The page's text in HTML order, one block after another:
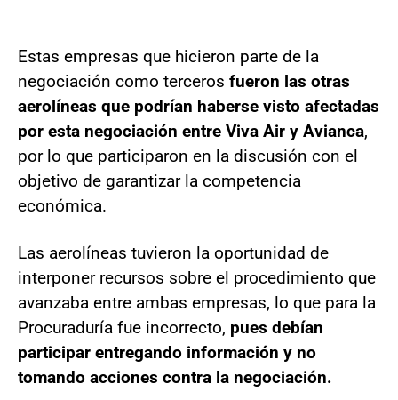
Estas empresas que hicieron parte de la
negociación como terceros fueron las otras
aerolíneas que podrían haberse visto afectadas
por esta negociación entre Viva Air y Avianca,
por lo que participaron en la discusión con el
objetivo de garantizar la competencia
económica.
Las aerolíneas tuvieron la oportunidad de
interponer recursos sobre el procedimiento que
avanzaba entre ambas empresas, lo que para la
Procuraduría fue incorrecto, pues debían
participar entregando información y no
tomando acciones contra la negociación.